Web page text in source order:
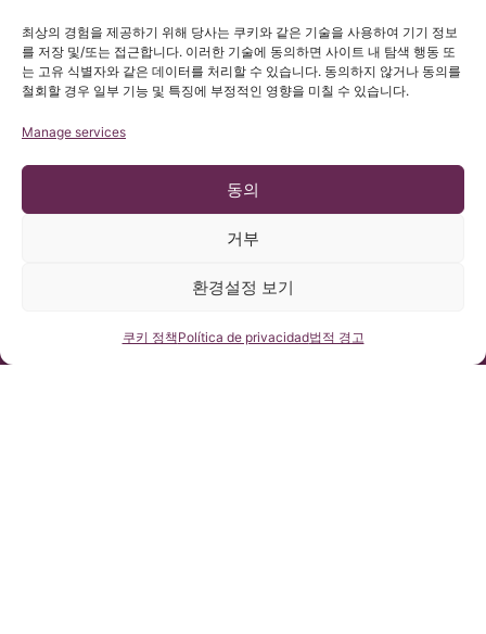
최상의 경험을 제공하기 위해 당사는 쿠키와 같은 기술을 사용하여 기기 정보
를 저장 및/또는 접근합니다. 이러한 기술에 동의하면 사이트 내 탐색 행동 또
는 고유 식별자와 같은 데이터를 처리할 수 있습니다. 동의하지 않거나 동의를
철회할 경우 일부 기능 및 특징에 부정적인 영향을 미칠 수 있습니다.
Manage services
동의
거부
환경설정 보기
쿠키 정책Política de privacidad법적 경고
바르셀로나 키아리 & 척수공동증 & 척추측만증 연구소(ICSEB)는 유
럽 개인정보보호법 2016/679 (GDPR)을 준수합니다.
연구소에서 제공하는 자료로 당 사이트를 이용하고자 하는 사용자
연락처